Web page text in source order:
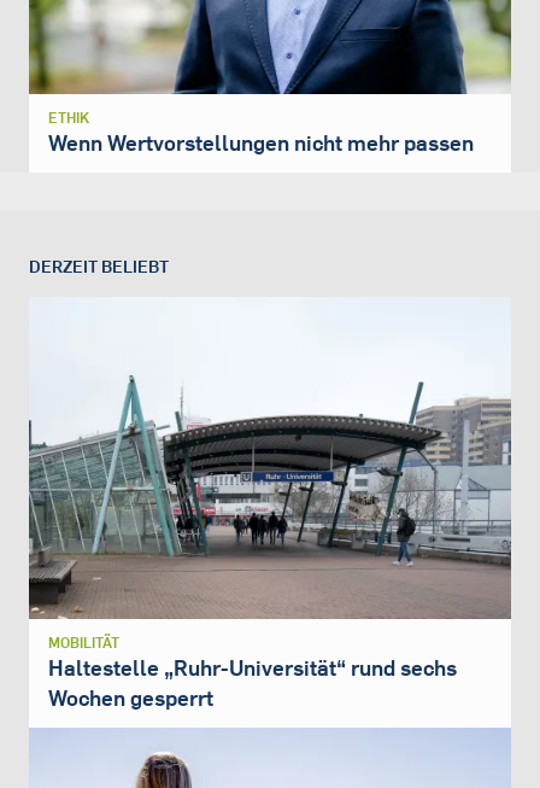
ETHIK
Wenn Wertvorstellungen nicht mehr passen
DERZEIT BELIEBT
MOBILITÄT
Haltestelle „Ruhr-Universität“ rund sechs
Wochen gesperrt